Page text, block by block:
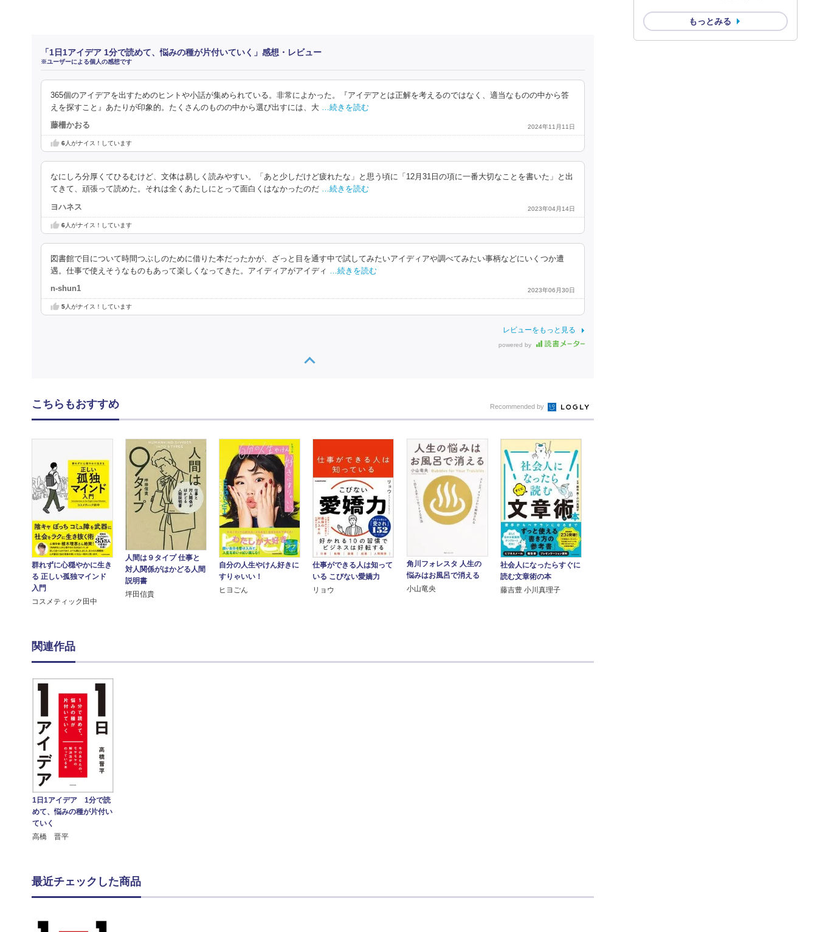
「1日1アイデア 1分で読めて、悩みの種が片付いていく」感想・レビュー
※ユーザーによる個人の感想です
365個のアイデアを出すためのヒントや小話が集められている。非常によかった。『アイデアとは正解を考えるのではなく、適当なものの中から答
えを探すこと』あたりが印象的。たくさんのものの中から選び出すには、大
…続きを読む
藤柵かおる 2024年11月11日
6人がナイス！しています
なにしろ分厚くてひるむけど、文体は易しく読みやすい。「あと少しだけど疲れたな」と思う頃に「12月31日の項に一番大切なことを書いた」と出
てきて、頑張って読めた。それは全くあたしにとって面白くはなかったのだ …続きを読む
ヨハネス 2023年04月14日
6人がナイス！しています
図書館で目について時間つぶしのために借りた本だったかが、ざっと目を通す中で試してみたいアイディアや調べてみたい事柄などにいくつか遭
遇。仕事で使えそうなものもあって楽しくなってきた。アイディアがアイディ …続きを読む
n-shun1 2023年06月30日
5人がナイス！しています
レビューをもっと見る
powered by
もっとみる
こちらもおすすめ Recommended by
群れずに心穏やかに生き
る 正しい孤独マインド
入門
コスメティック田中
人間は９タイプ 仕事と
対人関係がはかどる人間
説明書
坪田信貴
自分の人生やけん好きに
すりゃいい！
ヒヨごん
仕事ができる人は知って
いる こびない愛嬌力
リョウ
角川フォレスタ 人生の
悩みはお風呂で消える
小山竜央
社会人になったらすぐに
読む文章術の本
藤吉豊 小川真理子
関連作品
1日1アイデア 1分で読
めて、悩みの種が片付い
ていく
高橋 晋平
最近チェックした商品